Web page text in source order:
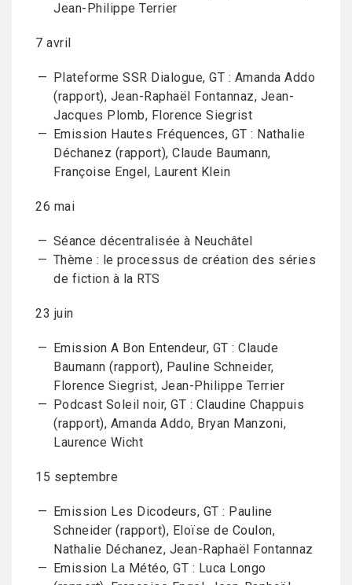
Jean-Philippe Terrier
7 avril
Plateforme SSR Dialogue, GT : Amanda Addo
(rapport), Jean-Raphaël Fontannaz, Jean-
Jacques Plomb, Florence Siegrist
Emission Hautes Fréquences, GT : Nathalie
Déchanez (rapport), Claude Baumann,
Françoise Engel, Laurent Klein
26 mai
Séance décentralisée à Neuchâtel
Thème : le processus de création des séries
de fiction à la RTS
23 juin
Emission A Bon Entendeur, GT : Claude
Baumann (rapport), Pauline Schneider,
Florence Siegrist, Jean-Philippe Terrier
Podcast Soleil noir, GT : Claudine Chappuis
(rapport), Amanda Addo, Bryan Manzoni,
Laurence Wicht
15 septembre
Emission Les Dicodeurs, GT : Pauline
Schneider (rapport), Eloïse de Coulon,
Nathalie Déchanez, Jean-Raphaël Fontannaz
Emission La Météo, GT : Luca Longo